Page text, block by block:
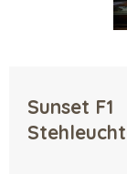
Sunset F1